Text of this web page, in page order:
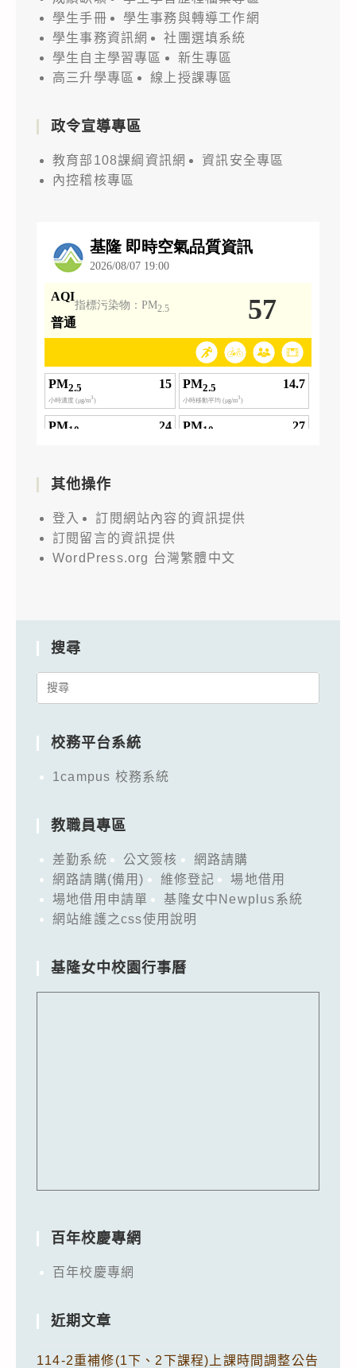
學生手冊
學生事務與轉導工作網
學生事務資訊網
社團選填系統
學生自主學習專區
新生專區
高三升學專區
線上授課專區
政令宣導專區
教育部108課綱資訊網
資訊安全專區
內控稽核專區
其他操作
登入
訂閱網站內容的資訊提供
訂閱留言的資訊提供
WordPress.org 台灣繁體中文
搜尋
Search
校務平台系統
1campus 校務系統
教職員專區
差勤系統 公文簽核
網路請購
網路請購(備用)
維修登記
場地借用
場地借用申請單
基隆女中Newplus系統
網站維護之css使用說明
基隆女中校園行事曆
百年校慶專網
百年校慶專網
近期文章
114-2重補修(1下、2下課程)上課時間調整公告